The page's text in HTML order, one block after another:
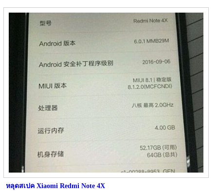
หลุดสเปค Xiaomi Redmi Note 4X